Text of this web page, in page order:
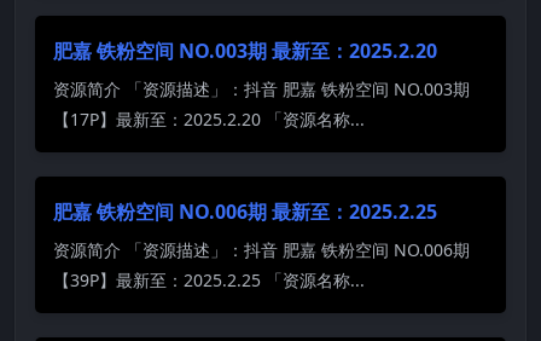
肥嘉 铁粉空间 NO.003期 最新至：2025.2.20
资源简介 「资源描述」：抖音 肥嘉 铁粉空间 NO.003期
【17P】最新至：2025.2.20 「资源名称...
肥嘉 铁粉空间 NO.006期 最新至：2025.2.25
资源简介 「资源描述」：抖音 肥嘉 铁粉空间 NO.006期
【39P】最新至：2025.2.25 「资源名称...